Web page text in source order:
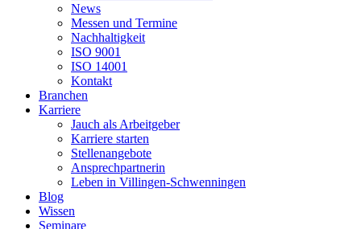
News
Messen und Termine
Nachhaltigkeit
ISO 9001
ISO 14001
Kontakt
Branchen
Karriere
Jauch als Arbeitgeber
Karriere starten
Stellenangebote
Ansprechpartnerin
Leben in Villingen-Schwenningen
Blog
Wissen
Seminare